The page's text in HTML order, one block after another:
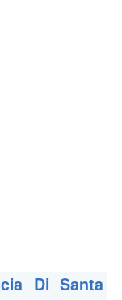
Di Santa